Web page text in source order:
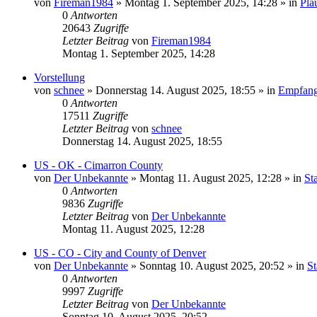
0 Antworten
20643 Zugriffe
Letzter Beitrag von Fireman1984
Montag 1. September 2025, 14:28
Vorstellung
von schnee » Donnerstag 14. August 2025, 18:55 » in
0 Antworten
17511 Zugriffe
Letzter Beitrag von schnee
Donnerstag 14. August 2025, 18:55
US - OK - Cimarron County
von Der Unbekannte » Montag 11. August 2025, 12:28 » in
0 Antworten
9836 Zugriffe
Letzter Beitrag von Der Unbekannte
Montag 11. August 2025, 12:28
US - CO - City and County of Denver
von Der Unbekannte » Sonntag 10. August 2025, 20:52 » in
0 Antworten
9997 Zugriffe
Letzter Beitrag von Der Unbekannte